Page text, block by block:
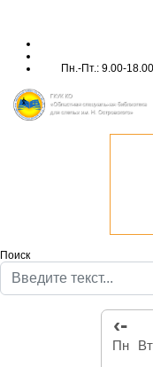
Пн.-Пт.: 9.00-
Поиск
‹-
Пн Вт